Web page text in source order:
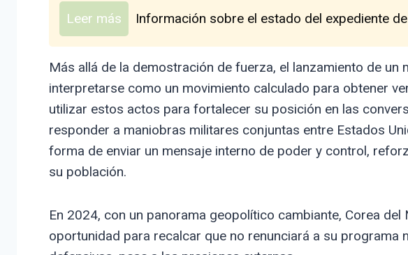
Leer más Información sobre el estado del expediente
Más allá de la demostración de fuerza, el lanzamiento de un
interpretarse como un movimiento calculado para obtener
utilizar estos actos para fortalecer su posición en las
responder a maniobras militares conjuntas entre Estados
forma de enviar un mensaje interno de poder y control,
su población.
En 2024, con un panorama geopolítico cambiante, Corea
oportunidad para recalcar que no renunciará a su programa